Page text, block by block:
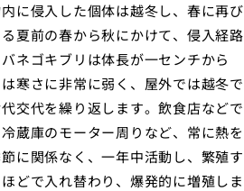
に侵入した個体は越冬し、春に再び
夏前の春から秋にかけて、侵入経路
ネゴキブリは体長が一センチから
寒さに非常に弱く、屋外では越冬で
交代を繰り返します。飲食店などで
蔵庫のモーター周りなど、常に熱を
に関係なく、一年中活動し、繁殖す
どで入れ替わり、爆発的に増殖しま